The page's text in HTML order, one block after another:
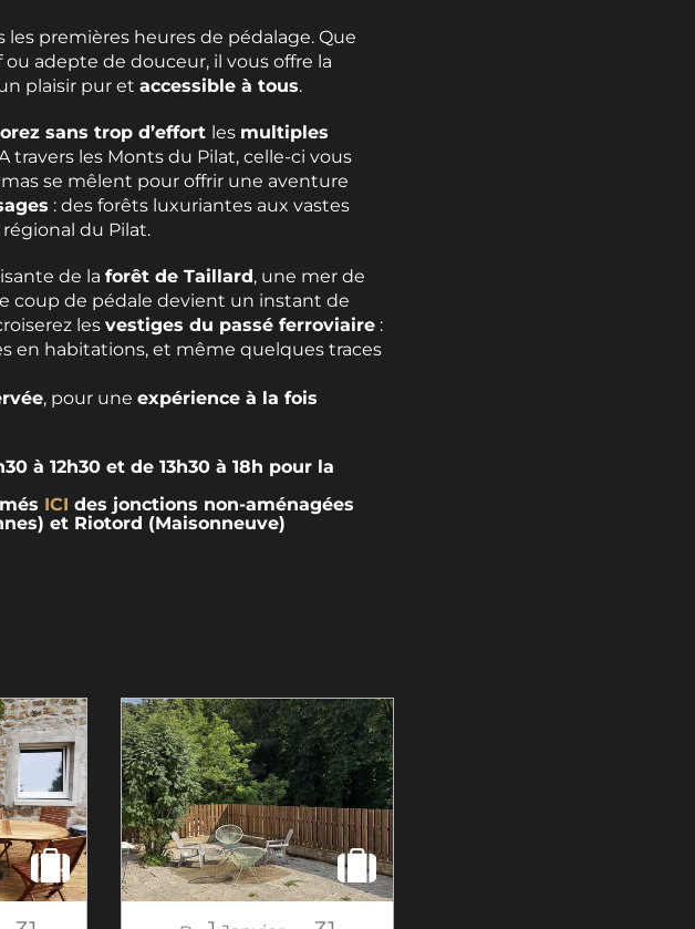
premières heures de pédalage. Que
adepte de douceur, il vous offre la
plaisir pur et accessible à tous.
sans trop d’effort les multiples
travers les Monts du Pilat, celle-ci vous
se mêlent pour offrir une aventure
: des forêts luxuriantes aux vastes
du Pilat.
de la forêt de Taillard, une mer de
coup de pédale devient un instant de
les vestiges du passé ferroviaire :
en habitations, et même quelques traces
, pour une expérience à la fois
à 12h30 et de 13h30 à 18h pour la
ICI des jonctions non-aménagées
et Riotord (Maisonneuve)